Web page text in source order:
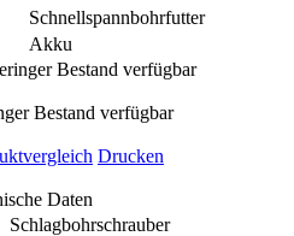
Schnellspannbohrfutter
Akku
Bestand verfügbar
Bestand verfügbar
Drucken
Daten
Schlagbohrschrauber